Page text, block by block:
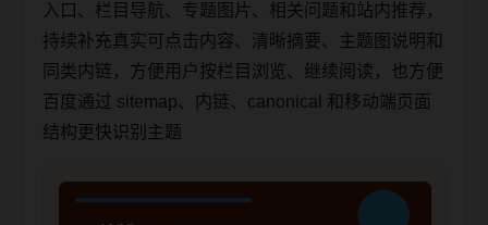
入口、栏目导航、专题图片、相关问题和站内推荐，
持续补充真实可点击内容、清晰摘要、主题图说明和
同类内链，方便用户按栏目浏览、继续阅读，也方便
百度通过 sitemap、内链、canonical 和移动端页面
结构更快识别主题